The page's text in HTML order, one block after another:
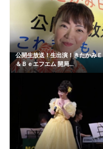
公開生放送！生出演！きたかみＥ
＆Ｂｅエフエム 開局...